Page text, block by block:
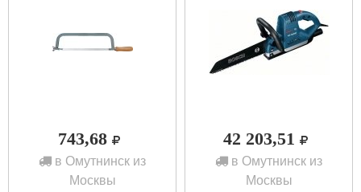
743,68
в Омутнинск из
Москвы
42 203,51
в Омутнинск из
Москвы